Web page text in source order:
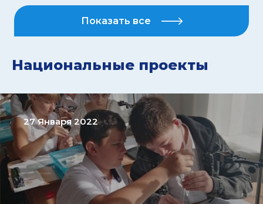
Показать все
Национальные проекты
27 Января 2022